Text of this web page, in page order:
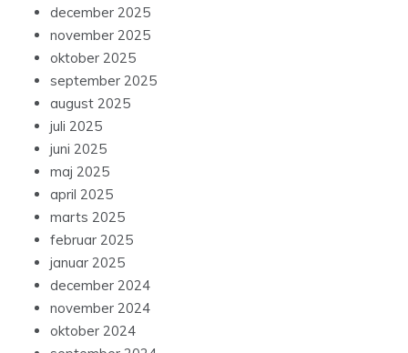
december 2025
november 2025
oktober 2025
september 2025
august 2025
juli 2025
juni 2025
maj 2025
april 2025
marts 2025
februar 2025
januar 2025
december 2024
november 2024
oktober 2024